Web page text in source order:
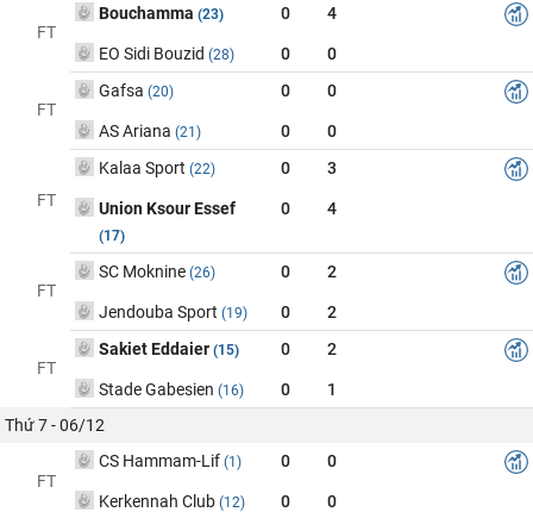
FT
Bouchamma (23) 0 4
EO Sidi Bouzid (28) 0 0
FT
Gafsa (20) 0 0
AS Ariana (21) 0 0
FT
Kalaa Sport (22) 0 3
Union Ksour Essef
(17)
0 4
FT
SC Moknine (26) 0 2
Jendouba Sport (19) 0 2
FT
Sakiet Eddaier (15) 0 2
Stade Gabesien (16) 0
1
Thứ 7 - 06/12
FT
CS Hammam-Lif (1) 0 0
Kerkennah Club (12) 0 0